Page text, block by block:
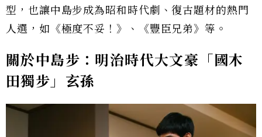
型，也讓中島步成為昭和時代劇、復古題材的熱門
人選，如《極度不妥！》、《豐臣兄弟》等。
關於中島步：明治時代大文豪「國木
田獨步」玄孫